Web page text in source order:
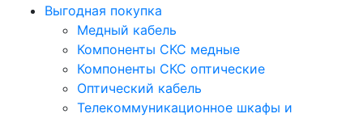
Выгодная покупка
Медный кабель
Компоненты СКС медные
Компоненты СКС оптические
Оптический кабель
Телекоммуникационное шкафы и